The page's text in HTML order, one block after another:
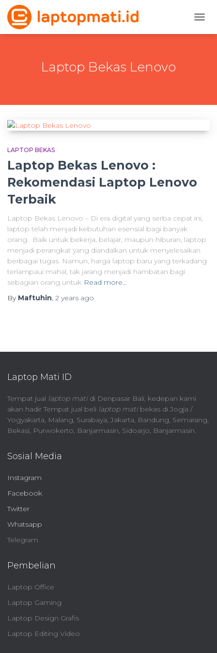
Laptop Bekas Lenovo
LAPTOP BEKAS
Laptop Bekas Lenovo :
Rekomendasi Laptop Lenovo
Terbaik
Laptop Bekas Lenovo – Di era digital yang serba cepat ini,
laptop telah menjadi kebutuhan esensial bagi banyak
orang. Baik untuk bekerja, belajar, maupun hiburan, laptop
menjadi perangkat yang diandalkan untuk menyelesaikan
berbagai tugas. Namun, harga laptop baru yang terkadang
terlampaui mahal, tak jarang menjadi hambatan bagi
sebagian orang untuk Read more…
By Maftuhin, 2 years ago
Laptop Mati ID
Tempat jual laptop matidi Denpasar Bali, kedepan kami
akan hadir Tempat jual beli laptop matibekas di Jogja /
Yogyakarta, Malang, Surabaya, Jakarta, Bandung, Semarang,
Bekasi, Purwokerto, Banjarmasin, Sidoarjo, Banjarmasin.
Sosial Media
Instagram
Facebook
Twitter
Whatsapp
Telegram
Pembelian
Laptop Office
Laptop Gaming
Laptop Design Grafis
Laptop Editing Video